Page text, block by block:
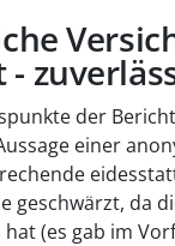
-
der
einer
geschwärzt, da
(es gab im